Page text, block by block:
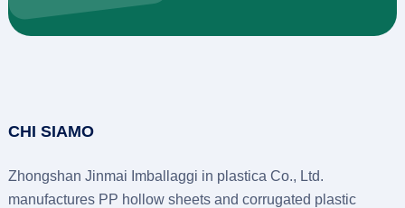
CHI SIAMO
Zhongshan Jinmai Imballaggi in plastica Co., Ltd.
manufactures PP hollow sheets and corrugated plastic